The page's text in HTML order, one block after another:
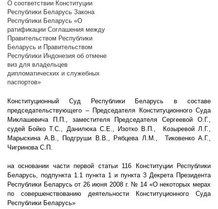
О соответствии Конституции
Республики Беларусь Закона
Республики Беларусь «О
ратификации Соглашения между
Правительством Республики
Беларусь и Правительством
Республики Индонезия об отмене
виз для владельцев
дипломатических и служебных
паспортов»
Конституционный Суд Республики Беларусь в составе
председательствующего – Председателя Конституционного Суда
Миклашевича П.П., заместителя Председателя Сергеевой О.Г.,
судей Бойко Т.С., Данилюка С.Е., Изотко В.П.,
Козыревой Л.Г.,
Марыскина А.В., Подгруши В.В., Рябцева Л.М.,
Тиковенко А.Г.,
Чигринова С.П.
на основании части первой статьи 116 Конституции Республики
Беларусь, подпункта 1.1 пункта 1 и пункта 3 Декрета Президента
Республики Беларусь от 26 июня 2008 г. № 14 «О некоторых мерах
по совершенствованию деятельности Конституционного Суда
Республики Беларусь»